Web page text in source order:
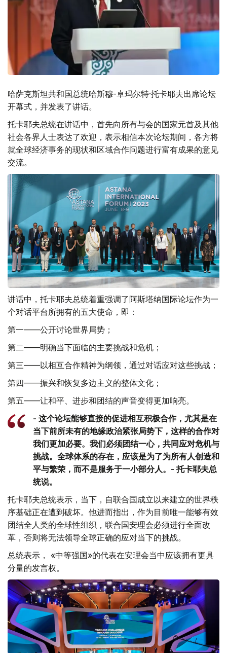
哈萨克斯坦共和国总统哈斯穆-卓玛尔特·托卡耶夫出席论坛
开幕式，并发表了讲话。
托卡耶夫总统在讲话中，首先向所有与会的国家元首及其他
社会各界人士表达了欢迎，表示相信本次论坛期间，各方将
就全球经济事务的现状和区域合作问题进行富有成果的意见
交流。
讲话中，托卡耶夫总统着重强调了阿斯塔纳国际论坛作为一
个对话平台所拥有的五大使命，即：
第一——公开讨论世界局势；
第二——明确当下面临的主要挑战和危机；
第三——以相互合作精神为纲领，通过对话应对这些挑战；
第四——振兴和恢复多边主义的整体文化；
第五——让和平、进步和团结的声音变得更加响亮。
- 这个论坛能够直接的促进相互积极合作，尤其是在
当下前所未有的地缘政治紧张局势下，这样的合作对
我们更加必要。我们必须团结一心，共同应对危机与
挑战。全球体系的存在，应该是为了为所有人创造和
平与繁荣，而不是服务于一小部分人。- 托卡耶夫总
统说。
托卡耶夫总统表示，当下，自联合国成立以来建立的世界秩
序基础正在遭到破坏。他进而指出，作为目前唯一能够有效
团结全人类的全球性组织，联合国安理会必须进行全面改
革，否则将无法领导全球正确的应对当下的挑战。
总统表示， «中等强国»的代表在安理会当中应该拥有更具
分量的发言权。